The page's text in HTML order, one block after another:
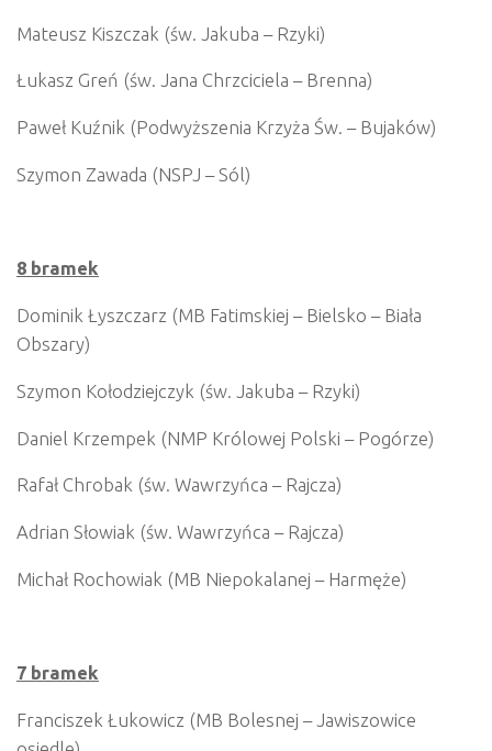
Mateusz Kiszczak (św. Jakuba – Rzyki)
Łukasz Greń (św. Jana Chrzciciela – Brenna)
Paweł Kuźnik (Podwyższenia Krzyża Św. – Bujaków)
Szymon Zawada (NSPJ – Sól)
8 bramek
Dominik Łyszczarz (MB Fatimskiej – Bielsko – Biała
Obszary)
Szymon Kołodziejczyk (św. Jakuba – Rzyki)
Daniel Krzempek (NMP Królowej Polski – Pogórze)
Rafał Chrobak (św. Wawrzyńca – Rajcza)
Adrian Słowiak (św. Wawrzyńca – Rajcza)
Michał Rochowiak (MB Niepokalanej – Harmęże)
7 bramek
Franciszek Łukowicz (MB Bolesnej – Jawiszowice